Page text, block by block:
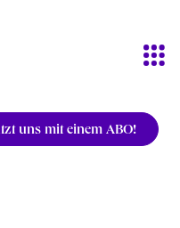
uns mit einem ABO!